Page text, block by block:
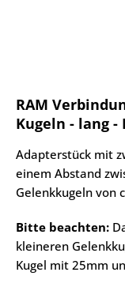
RAM
Kugeln - lang -
Adapterstück mit
einem Abstand
Gelenkkugeln von
Bitte beachten:
kleineren
Kugel mit 25mm